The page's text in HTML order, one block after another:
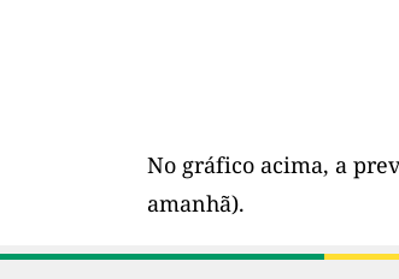
No gráfico acima, a
amanhã).